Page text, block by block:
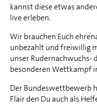
kannst diese etwas
live erleben.
Wir brauchen Euch
unbezahlt und freiwillig
unser Rudernachwuchs-
besonderen Wettkampf
Der Bundeswettbewerb
Flair den Du auch als